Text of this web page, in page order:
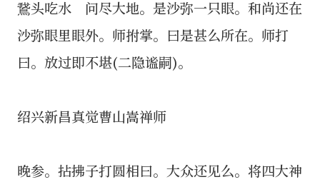
鵞头吃水 问尽大地。是沙弥一只眼。和尚还在
沙弥眼里眼外。师拊掌。曰是甚么所在。师打
曰。放过即不堪(二隐谧嗣)。
绍兴新昌真觉曹山嵩禅师
晚参。拈拂子打圆相曰。大众还见么。将四大神